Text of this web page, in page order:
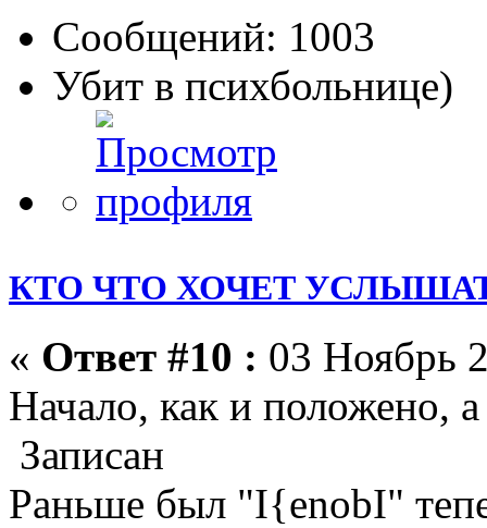
Сообщений: 1003
Убит в психбольнице)
КТО ЧТО ХОЧЕТ
« Ответ #10 : 03 Ноябрь
Начало, как и положено,
Записан
Раньше был "I{enobI"